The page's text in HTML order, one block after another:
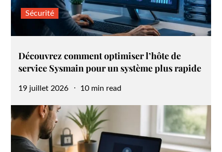
Sécurité
Découvrez comment optimiser l’hôte de
service Sysmain pour un système plus rapide
Posted
19 juillet 2026 10 min read